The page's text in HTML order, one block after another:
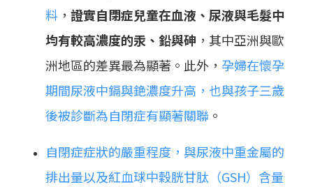
料 ， 證實自閉症兒童在血液、尿液與毛髮中
均有較高濃度的汞、鉛與砷 ，其中亞洲與歐
洲地區的差異最為顯著。此外， 孕婦在懷孕
期間尿液中鎘與銫濃度升高，也與孩子三歲
後被診斷為自閉症有顯著關聯 。
自閉症症狀的嚴重程度，與尿液中重金屬的
排出量以及紅血球中穀胱甘肽（GSH）含量